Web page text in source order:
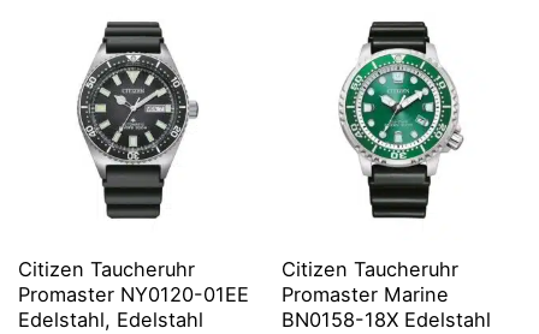
Citizen Taucheruhr
Promaster NY0120-01EE
Edelstahl, Edelstahl
Citizen Taucheruhr
Promaster Marine
BN0158-18X Edelstahl